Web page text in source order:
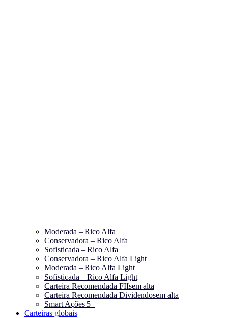
Moderada – Rico Alfa
Conservadora – Rico Alfa
Sofisticada – Rico Alfa
Conservadora – Rico Alfa Light
Moderada – Rico Alfa Light
Sofisticada – Rico Alfa Light
Carteira Recomendada FIIsem alta
Carteira Recomendada Dividendosem alta
Smart Ações 5+
Carteiras globais